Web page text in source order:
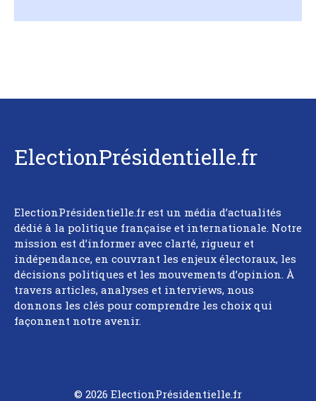
ElectionPrésidentielle.fr
ElectionPrésidentielle.fr est un média d’actualités
dédié à la politique française et internationale. Notre
mission est d’informer avec clarté, rigueur et
indépendance, en couvrant les enjeux électoraux, les
décisions politiques et les mouvements d’opinion. À
travers articles, analyses et interviews, nous
donnons les clés pour comprendre les choix qui
façonnent notre avenir.
© 2026 ElectionPrésidentielle.fr